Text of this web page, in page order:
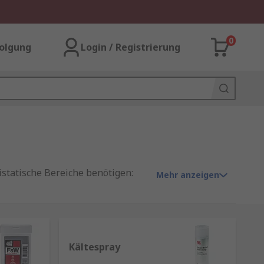
Login / Registrierung
0
Bereiche benötigen:
zu entfernen und Schäden
Mehr anzeigen
Kältespray